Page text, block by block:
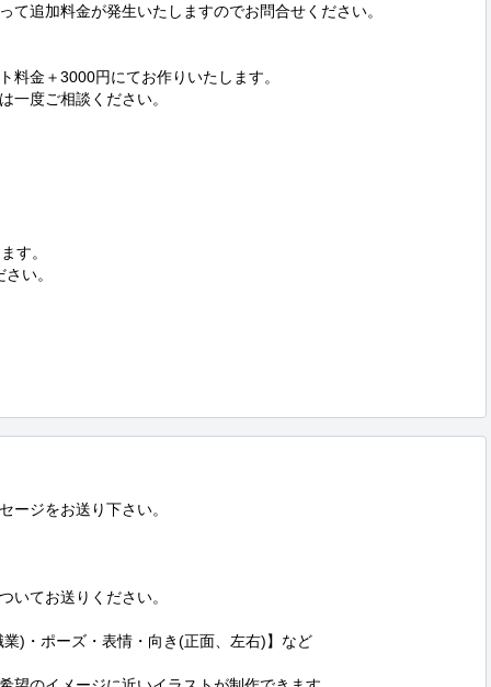
て追加料金が発生いたしますのでお問合せください。
料金＋3000円にてお作りいたします。
一度ご相談ください。
す。
い。
ージをお送り下さい。
いてお送りください。
)・ポーズ・表情・向き(正面、左右)】など